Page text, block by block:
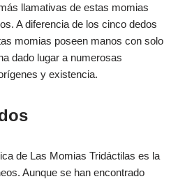
llamativas de estas momias
A diferencia de los cinco dedos
momias poseen manos con solo
dado lugar a numerosas
y existencia.
de Las Momias Tridáctilas es la
Aunque se han encontrado